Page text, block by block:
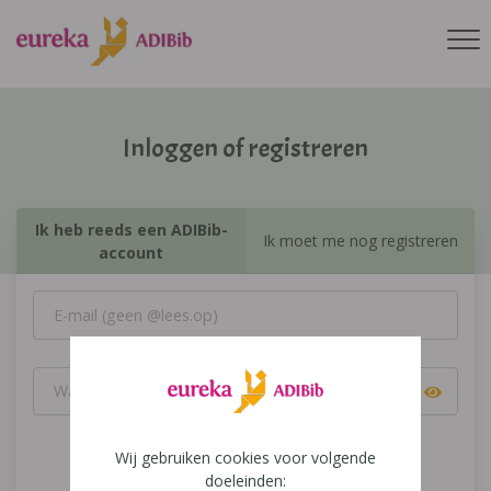
Inloggen of registreren
Ik heb reeds een ADIBib-
account
Ik moet me nog registreren
Inloggen
Wij gebruiken cookies voor volgende
doeleinden: